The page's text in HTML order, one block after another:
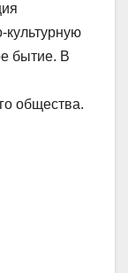
культурную
бытие. В
общества.